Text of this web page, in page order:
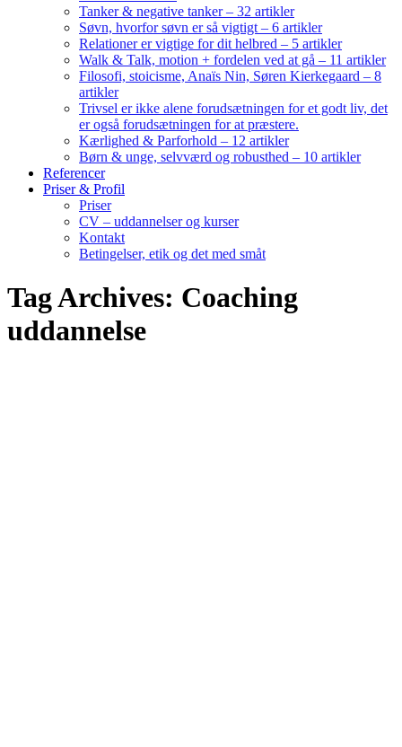
Tanker & negative tanker – 32 artikler
Søvn, hvorfor søvn er så vigtigt – 6 artikler
Relationer er vigtige for dit helbred – 5 artikler
Walk & Talk, motion + fordelen ved at gå – 11 artikler
Filosofi, stoicisme, Anaïs Nin, Søren Kierkegaard – 8
artikler
Trivsel er ikke alene forudsætningen for et godt liv, det
er også forudsætningen for at præstere.
Kærlighed & Parforhold – 12 artikler
Børn & unge, selvværd og robusthed – 10 artikler
Referencer
Priser & Profil
Priser
CV – uddannelser og kurser
Kontakt
Betingelser, etik og det med småt
Tag Archives: Coaching
uddannelse